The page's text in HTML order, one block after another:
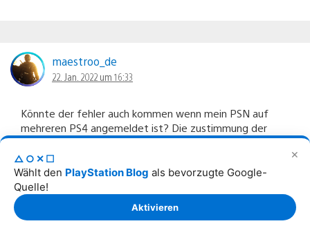
✕
△○✕☐
Wählt den PlayStation Blog als bevorzugte Google-
Quelle!
Aktivieren
maestroo_de
22. Jan. 2022 um 16:33
Könnte der fehler auch kommen wenn mein PSN auf
mehreren PS4 angemeldet ist? Die zustimmung der
Daten ist ja Konto gebunden und nicht Playsi gebunden.
Und habe auch gratis Ps5 games gekauft, denkt das
system jetzt das ich eine Ps5 besitze und deswegen
auf die Zustimmung auf die Daten von der ps5 wartet.
Alle Vorraussetzungen wie erwartet, letztes jahr gab es